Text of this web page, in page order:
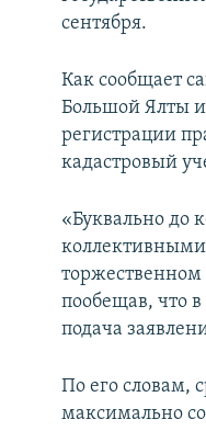
сентября.
Как сообщает
Большой Ялты
регистрации
кадастровый
«Буквально до
торжественном
пообещав, что в
подача
По его словам,
максимально